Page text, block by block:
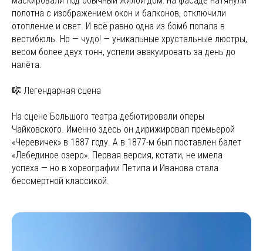
полотна с изображением окон и балконов, отключили
отопление и свет. И всё равно одна из бомб попала в
вестибюль. Но — чудо! — уникальные хрустальные люстры,
весом более двух тонн, успели эвакуировать за день до
налёта.
🎼 Легендарная сцена
На сцене Большого театра дебютировали оперы
Чайковского. Именно здесь он дирижировал премьерой
«Черевичек» в 1887 году. А в 1877-м был поставлен балет
«Лебединое озеро». Первая версия, кстати, не имела
успеха — но в хореографии Петипа и Иванова стала
бессмертной классикой.